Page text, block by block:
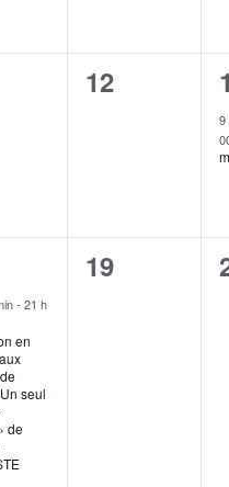
0
évènement,
12
1
-21 h
en
seul
de
0
19